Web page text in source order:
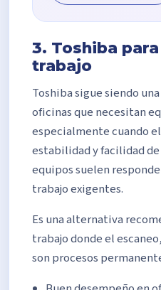
3. Toshiba
trabajo
Toshiba sigue siendo
oficinas que necesitan
especialmente cuando
estabilidad y facilidad
equipos suelen
trabajo exigentes.
Es una alternativa
trabajo donde el
son procesos